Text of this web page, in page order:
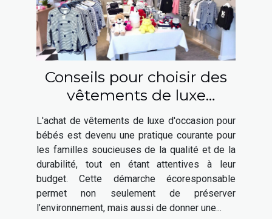
Conseils pour choisir des
vêtements de luxe
d'occasion pour bébés
L'achat de vêtements de luxe d'occasion pour
bébés est devenu une pratique courante pour
les familles soucieuses de la qualité et de la
durabilité, tout en étant attentives à leur
budget. Cette démarche écoresponsable
permet non seulement de préserver
l’environnement, mais aussi de donner une...